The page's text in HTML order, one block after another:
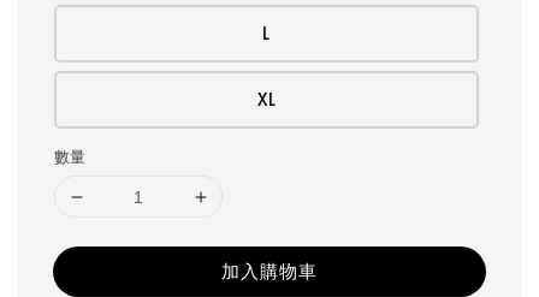
L
XL
數量
加入購物車